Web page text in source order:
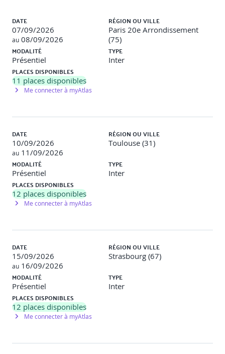
Identification des
problématiques individuelles. Alternance d'animations en
plénière, sous-groupe et en individuel. Études de cas.
Mises en situation. Travaux individuels de transposition.
Plan d'actions pour retour dans la structure.
Les points forts :Cas "fil rouge" pour l'appropriation
progressive et temps de transposition au business de
chacun. Un modèle de business plan prêt pour la
DATE
07/09/2026
au 08/09/2026
RÉGION OU VILLE
Paris 20e Arrondissement
(75)
MODALITÉ
Présentiel
TYPE
Inter
PLACES DISPONIBLES
11 places disponibles
Me connecter à myAtlas
DATE
10/09/2026
au 11/09/2026
RÉGION OU VILLE
Toulouse (31)
MODALITÉ
Présentiel
TYPE
Inter
PLACES DISPONIBLES
12 places disponibles
Me connecter à myAtlas
DATE
15/09/2026
au 16/09/2026
RÉGION OU VILLE
Strasbourg (67)
MODALITÉ
Présentiel
TYPE
Inter
PLACES DISPONIBLES
12 places disponibles
Me connecter à myAtlas